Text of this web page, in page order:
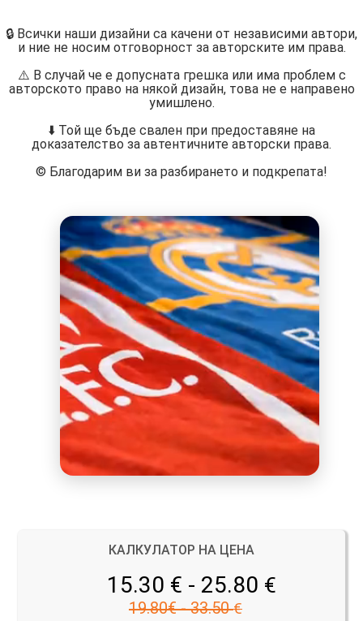
🔒 Всички наши дизайни са качени от независими автори,
и ние не носим отговорност за авторските им права.
⚠️ В случай че е допусната грешка или има проблем с
авторското право на някой дизайн, това не е направено
умишлено.
⬇️ Той ще бъде свален при предоставяне на
доказателство за автентичните авторски права.
©️ Благодарим ви за разбирането и подкрепата!
КАЛКУЛАТОР НА ЦЕНА
15.30 € - 25.80 €
19.80€ - 33.50 €